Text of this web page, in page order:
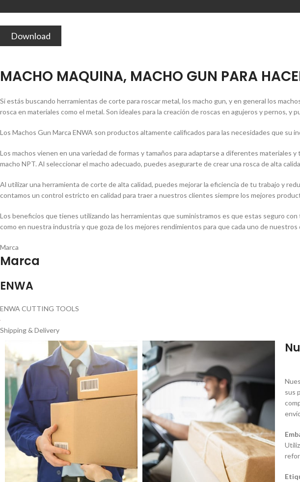
Download
MACHO MAQUINA, MACHO GUN PARA
Si estás buscando herramientas de corte para roscar metal, los macho gun, y en general los
rosca en materiales como el metal. Son ideales para la creación de roscas en agujeros y pernos,
Los Machos Gun Marca ENWA son productos altamente calificados para las necesidades que
Los machos vienen en una variedad de formas y tamaños para adaptarse a diferentes materiales
macho NPT. Al seleccionar el macho adecuado, puedes asegurarte de crear una rosca de alta
Al utilizar una herramienta de corte de alta calidad, puedes mejorar la eficiencia de tu trabajo y
contamos un control estricto en calidad para traer a nuestros clientes siempre los mejores
Los beneficios que tienes utilizando las herramientas que suministramos es que estas seguro
como en nuestra industria y que goza de los mejores rendimientos para que cada uno de
Marca
Marca
ENWA
ENWA CUTTING TOOLS
Shipping & Delivery
sus